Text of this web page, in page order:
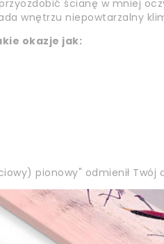
ścianę w mniej
wnętrzu niepowtarzalny
okazje jak:
pionowy" odmienił